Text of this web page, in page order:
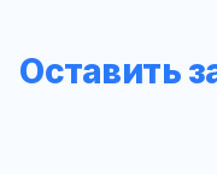
Оставить